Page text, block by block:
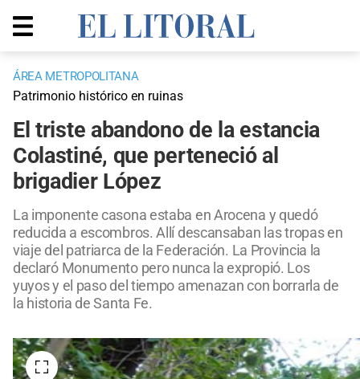
ÁREA METROPOLITANA
Patrimonio histórico en ruinas
El triste abandono de la estancia
Colastiné, que perteneció al
brigadier López
La imponente casona estaba en Arocena y quedó
reducida a escombros. Allí descansaban las tropas en
viaje del patriarca de la Federación. La Provincia la
declaró Monumento pero nunca la expropió. Los
yuyos y el paso del tiempo amenazan con borrarla de
la historia de Santa Fe.